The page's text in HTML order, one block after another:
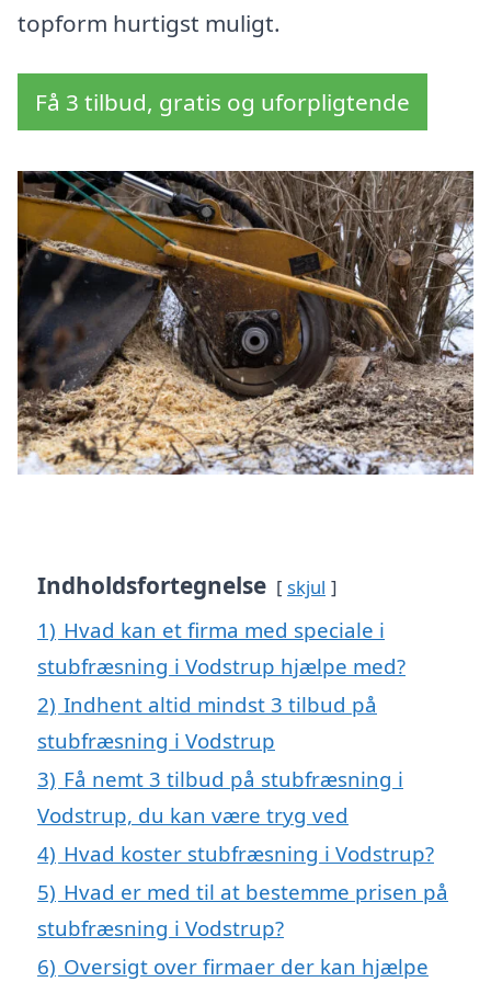
topform hurtigst muligt.
Få 3 tilbud, gratis og uforpligtende
Indholdsfortegnelse skjul
1) Hvad kan et firma med speciale i
stubfræsning i Vodstrup hjælpe med?
2) Indhent altid mindst 3 tilbud på
stubfræsning i Vodstrup
3) Få nemt 3 tilbud på stubfræsning i
Vodstrup, du kan være tryg ved
4) Hvad koster stubfræsning i Vodstrup?
5) Hvad er med til at bestemme prisen på
stubfræsning i Vodstrup?
6) Oversigt over firmaer der kan hjælpe